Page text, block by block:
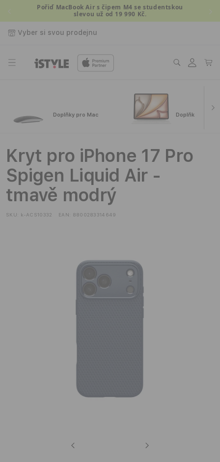
Přejít kPořiď MacBook Air s čipem M4 se studentskou
slevou už od 19 990 Kč.
Vyber si svou prodejnu
Přihlásit
se
Košík
Doplňky pro Mac Doplňky pro
Kryt pro iPhone 17 Pro
Spigen Liquid Air -
tmavě modrý
SKU: k-ACS10332 EAN: 8800283314649
Previous Next